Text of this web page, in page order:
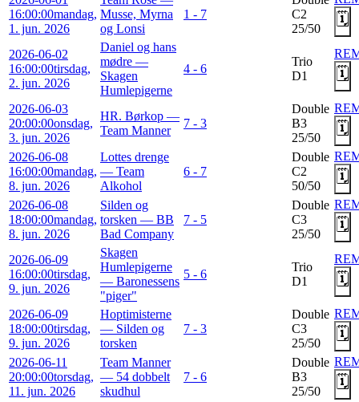
16:00:00mandag,
1. jun. 2026
Musse, Myrna
og Lonsi
1 - 7
C2
25/50
🗓️
2026-06-02
16:00:00tirsdag,
2. jun. 2026
Daniel og hans
mødre —
Skagen
Humlepigerne
4 - 6
Trio
D1
🗓️
2026-06-03
20:00:00onsdag,
3. jun. 2026
HR. Børkop —
Team Manner
7 - 3
Double
B3
25/50
🗓️
2026-06-08
16:00:00mandag,
8. jun. 2026
Lottes drenge
— Team
Alkohol
6 - 7
Double
C2
50/50
🗓️
2026-06-08
18:00:00mandag,
8. jun. 2026
Silden og
torsken — BB
Bad Company
7 - 5
Double
C3
25/50
🗓️
2026-06-09
16:00:00tirsdag,
9. jun. 2026
Skagen
Humlepigerne
— Baronessens
"piger"
5 - 6
Trio
D1
🗓️
2026-06-09
18:00:00tirsdag,
9. jun. 2026
Hoptimisterne
— Silden og
torsken
7 - 3
Double
C3
25/50
🗓️
2026-06-11
20:00:00torsdag,
11. jun. 2026
Team Manner
— 54 dobbelt
skudhul
7 - 6
Double
B3
25/50
🗓️